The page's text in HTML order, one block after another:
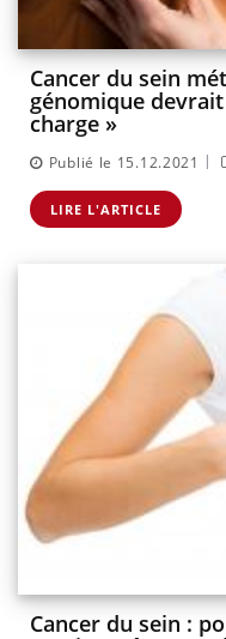
Cancer du sein
génomique
charge »
Publié le 15.12.2021 |
LIRE L'ARTICLE
Cancer du sein :